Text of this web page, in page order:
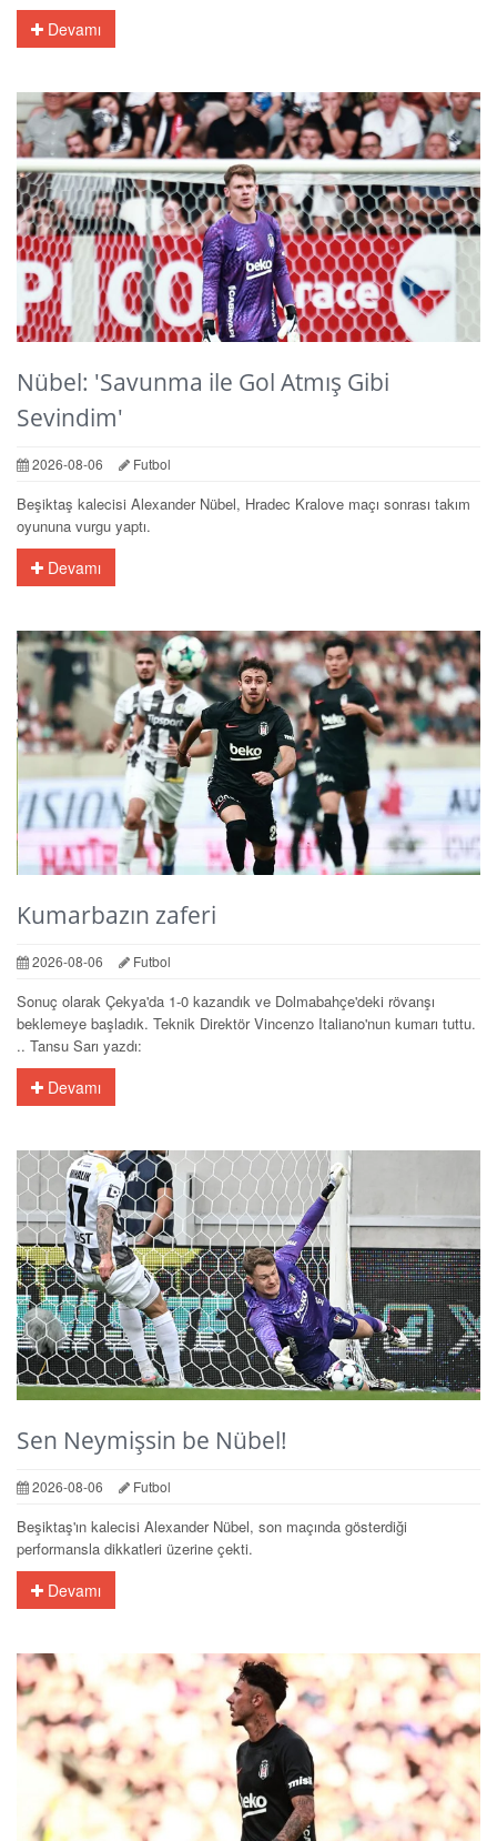
Devamı
Nübel: 'Savunma ile Gol Atmış Gibi
Sevindim'
2026-08-06 Futbol
Beşiktaş kalecisi Alexander Nübel, Hradec Kralove maçı sonrası takım
oyununa vurgu yaptı.
Devamı
Kumarbazın zaferi
2026-08-06 Futbol
Sonuç olarak Çekya'da 1-0 kazandık ve Dolmabahçe'deki rövanşı
beklemeye başladık. Teknik Direktör Vincenzo Italiano'nun kumarı tuttu.
.. Tansu Sarı yazdı:
Devamı
Sen Neymişsin be Nübel!
2026-08-06 Futbol
Beşiktaş'ın kalecisi Alexander Nübel, son maçında gösterdiği
performansla dikkatleri üzerine çekti.
Devamı